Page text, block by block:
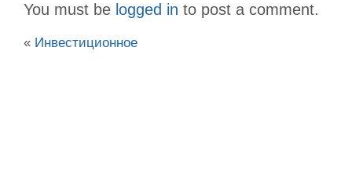
You must be logged in to post a comment.
« Инвестиционное